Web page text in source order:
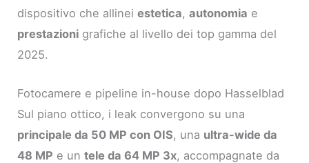
dispositivo che allineiestetica,autonomia e
prestazioni grafiche al livello dei top gamma del
2025.
Fotocamere e pipeline in-house dopo Hasselblad
Sul piano ottico, i leak convergono su una
principale da 50 MP con OIS, una ultra-wide da
48 MP e untele da 64 MP 3x, accompagnate da